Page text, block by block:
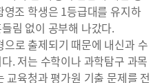
조 학생은 1등급대를 유지하
림 없이 공부해 나갔다.
로 출제되기 때문에 내신과 수
. 저는 수학이나 과학탐구 과목
교육청과 평가원 기출 문제를 전